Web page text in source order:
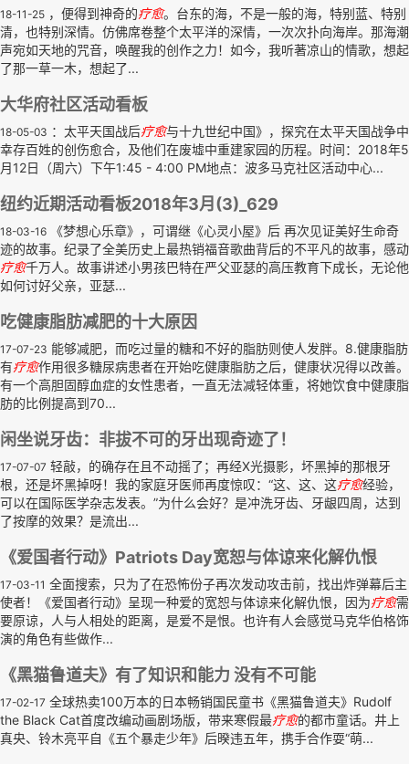
18-11-25 ，便得到神奇的疗愈。台东的海，不是一般的海，特别蓝、特别
清，也特别深情。仿佛席卷整个太平洋的深情，一次次扑向海岸。那海潮
声宛如天地的咒音，唤醒我的创作之力！如今，我听著凉山的情歌，想起
了那一草一木，想起了...
大华府社区活动看板
18-05-03 ：太平天国战后疗愈与十九世纪中国》，探究在太平天国战争中
幸存百姓的创伤愈合，及他们在废墟中重建家园的历程。时间：2018年5
月12日（周六）下午1:45 - 4:00 PM地点：波多马克社区活动中心...
纽约近期活动看板2018年3月(3)_629
18-03-16 《梦想心乐章》，可谓继《心灵小屋》后 再次见证美好生命奇
迹的故事。纪录了全美历史上最热销福音歌曲背后的不平凡的故事，感动
疗愈千万人。故事讲述小男孩巴特在严父亚瑟的高压教育下成长，无论他
如何讨好父亲，亚瑟...
吃健康脂肪减肥的十大原因
17-07-23 能够减肥，而吃过量的糖和不好的脂肪则使人发胖。8.健康脂肪
有疗愈作用很多糖尿病患者在开始吃健康脂肪之后，健康状况得以改善。
有一个高胆固醇血症的女性患者，一直无法减轻体重，将她饮食中健康脂
肪的比例提高到70...
闲坐说牙齿：非拔不可的牙出现奇迹了！
17-07-07 轻敲，的确存在且不动摇了；再经X光摄影，坏黑掉的那根牙
根，还是坏黑掉呀！我的家庭牙医师再度惊叹：“这、这、这疗愈经验，
可以在国际医学杂志发表。”为什么会好？是冲洗牙齿、牙龈四周，达到
了按摩的效果？是流出...
《爱国者行动》Patriots Day宽恕与体谅来化解仇恨
17-03-11 全面搜索，只为了在恐怖份子再次发动攻击前，找出炸弹幕后主
使者！《爱国者行动》呈现一种爱的宽恕与体谅来化解仇恨，因为疗愈需
要原谅，人与人相处的距离，是爱不是恨。也许有人会感觉马克华伯格饰
演的角色有些做作...
《黑猫鲁道夫》有了知识和能力 没有不可能
17-02-17 全球热卖100万本的日本畅销国民童书《黑猫鲁道夫》Rudolf
the Black Cat首度改编动画剧场版，带来寒假最疗愈的都市童话。井上
真央、铃木亮平自《五个暴走少年》后暌违五年，携手合作耍“萌...